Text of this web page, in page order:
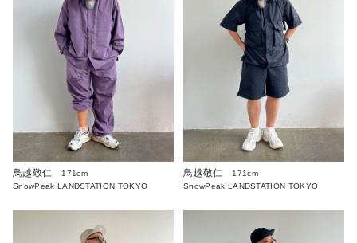
鳥越敬仁
171cm
SnowPeak LANDSTATION TOKYO
鳥越敬仁
171cm
SnowPeak LANDSTATION TOKYO